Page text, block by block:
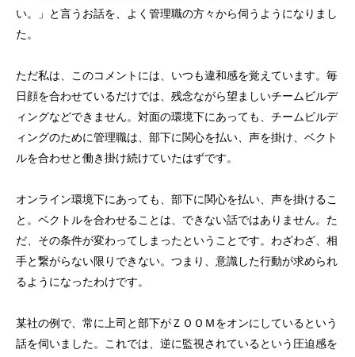
い。」と言うお話を、よく管理職の方々から伺うようになりまし
た。
ただ私は、このコメントには、いつも違和感を覚えています。毎
日顔を合わせているだけでは、残念ながら望ましいチームビルデ
ィングなどできません。対面の環境下にあっても、チームビルデ
ィングのために管理職は、部下に関心を払い、声を掛け、ベクト
ルを合わせと働き掛け続けていたはずです。
オンライン環境下にあっても、部下に関心を払い、声を掛けるこ
と。ベクトルを合わせることは、できない話ではありません。た
だ、その条件が変わってしまったということです。わざわざ、相
手と繋がらない限りできない。つまり、意識した行動が求められ
るようになったわけです。
某社の例で、常に上司と部下がＺＯＯＭをオンにしているという
話を伺いました。これでは、逆に監視されているという圧迫感を